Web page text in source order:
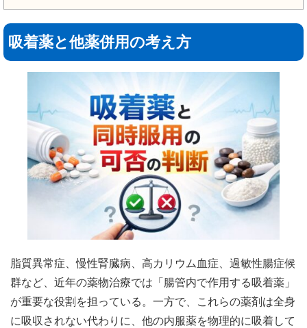
吸着薬と他薬併用の考え方
脂質異常症、慢性腎臓病、高カリウム血症、過敏性腸症候
群など、近年の薬物治療では「腸管内で作用する吸着薬」
が重要な役割を担っている。一方で、これらの薬剤は全身
に吸収されない代わりに、他の内服薬を物理的に吸着して